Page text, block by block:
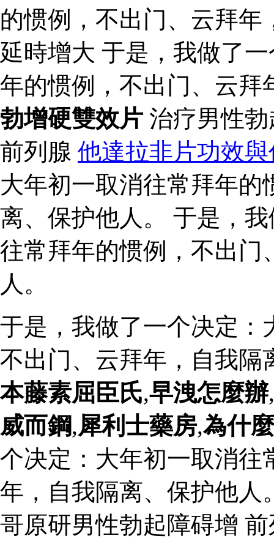
的惯例，不出门、云拜
延時增大 于是，我做了
年的惯例，不出门、云
勃增硬雙效片 治疗男性
前列腺 他達拉非片功效
大年初一取消往常拜年
离、保护他人。 于是，
往常拜年的惯例，不出门
人。
于是，我做了一个决定：
不出门、云拜年，自我
本藤素屈臣氏,早洩怎麼辦,
威而鋼,犀利士藥房,為什
个决定：大年初一取消往
年，自我隔离、保护他人
哥原研男性勃起障碍增